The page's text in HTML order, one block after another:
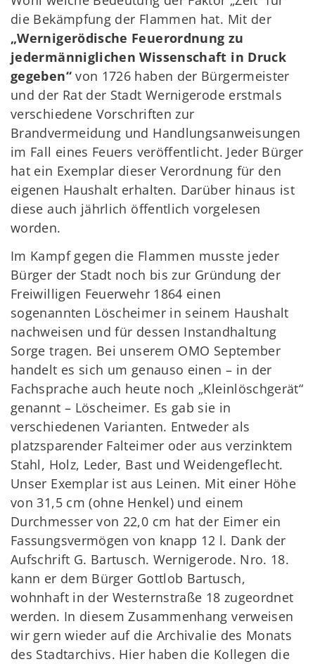
die Bekämpfung der Flammen hat. Mit der
„Wernigerödische Feuerordnung zu
jedermänniglichen Wissenschaft in Druck
gegeben“von 1726 haben der Bürgermeister
und der Rat der Stadt Wernigerode erstmals
verschiedene Vorschriften zur
Brandvermeidung und Handlungsanweisungen
im Fall eines Feuers veröffentlicht. Jeder Bürger
hat ein Exemplar dieser Verordnung für den
eigenen Haushalt erhalten. Darüber hinaus ist
diese auch jährlich öffentlich vorgelesen
worden.
Im Kampf gegen die Flammen musste jeder
Bürger der Stadt noch bis zur Gründung der
Freiwilligen Feuerwehr 1864 einen
sogenannten Löscheimer in seinem Haushalt
nachweisen und für dessen Instandhaltung
Sorge tragen. Bei unserem OMO September
handelt es sich um genauso einen – in der
Fachsprache auch heute noch „Kleinlöschgerät“
genannt – Löscheimer. Es gab sie in
verschiedenen Varianten. Entweder als
platzsparender Falteimer oder aus verzinktem
Stahl, Holz, Leder, Bast und Weidengeflecht.
Unser Exemplar ist aus Leinen. Mit einer Höhe
von 31,5 cm (ohne Henkel) und einem
Durchmesser von 22,0 cm hat der Eimer ein
Fassungsvermögen von knapp 12 l. Dank der
Aufschrift G. Bartusch. Wernigerode. Nro. 18.
kann er dem Bürger Gottlob Bartusch,
wohnhaft in der Westernstraße 18 zugeordnet
werden. In diesem Zusammenhang verweisen
wir gern wieder auf die Archivalie des Monats
des Stadtarchivs. Hier haben die Kollegen die